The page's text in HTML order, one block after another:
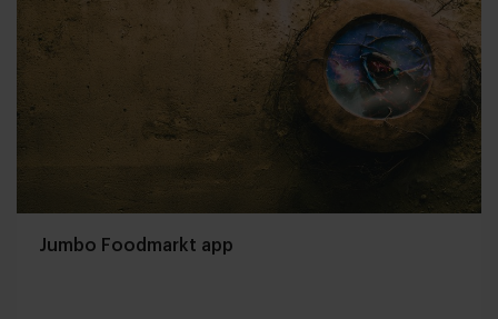
Jumbo Foodmarkt app